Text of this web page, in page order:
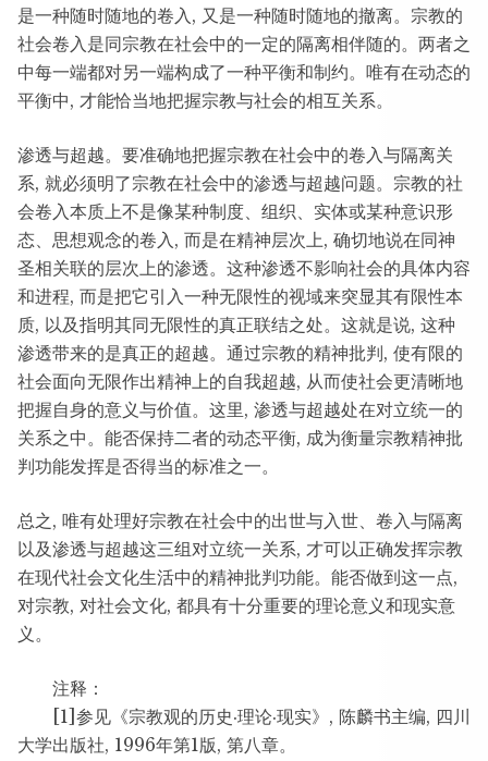
是一种随时随地的卷入, 又是一种随时随地的撤离。宗教的
社会卷入是同宗教在社会中的一定的隔离相伴随的。两者之
中每一端都对另一端构成了一种平衡和制约。唯有在动态的
平衡中, 才能恰当地把握宗教与社会的相互关系。
渗透与超越。要准确地把握宗教在社会中的卷入与隔离关
系, 就必须明了宗教在社会中的渗透与超越问题。宗教的社
会卷入本质上不是像某种制度、组织、实体或某种意识形
态、思想观念的卷入, 而是在精神层次上, 确切地说在同神
圣相关联的层次上的渗透。这种渗透不影响社会的具体内容
和进程, 而是把它引入一种无限性的视域来突显其有限性本
质, 以及指明其同无限性的真正联结之处。这就是说, 这种
渗透带来的是真正的超越。通过宗教的精神批判, 使有限的
社会面向无限作出精神上的自我超越, 从而使社会更清晰地
把握自身的意义与价值。这里, 渗透与超越处在对立统一的
关系之中。能否保持二者的动态平衡, 成为衡量宗教精神批
判功能发挥是否得当的标准之一。
总之, 唯有处理好宗教在社会中的出世与入世、卷入与隔离
以及渗透与超越这三组对立统一关系, 才可以正确发挥宗教
在现代社会文化生活中的精神批判功能。能否做到这一点,
对宗教, 对社会文化, 都具有十分重要的理论意义和现实意
义。
注释：
[1]参见《宗教观的历史·理论·现实》, 陈麟书主编, 四川
大学出版社, 1996年第1版, 第八章。